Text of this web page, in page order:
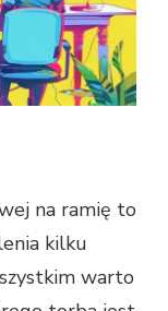
na ramię to
kilku
warto